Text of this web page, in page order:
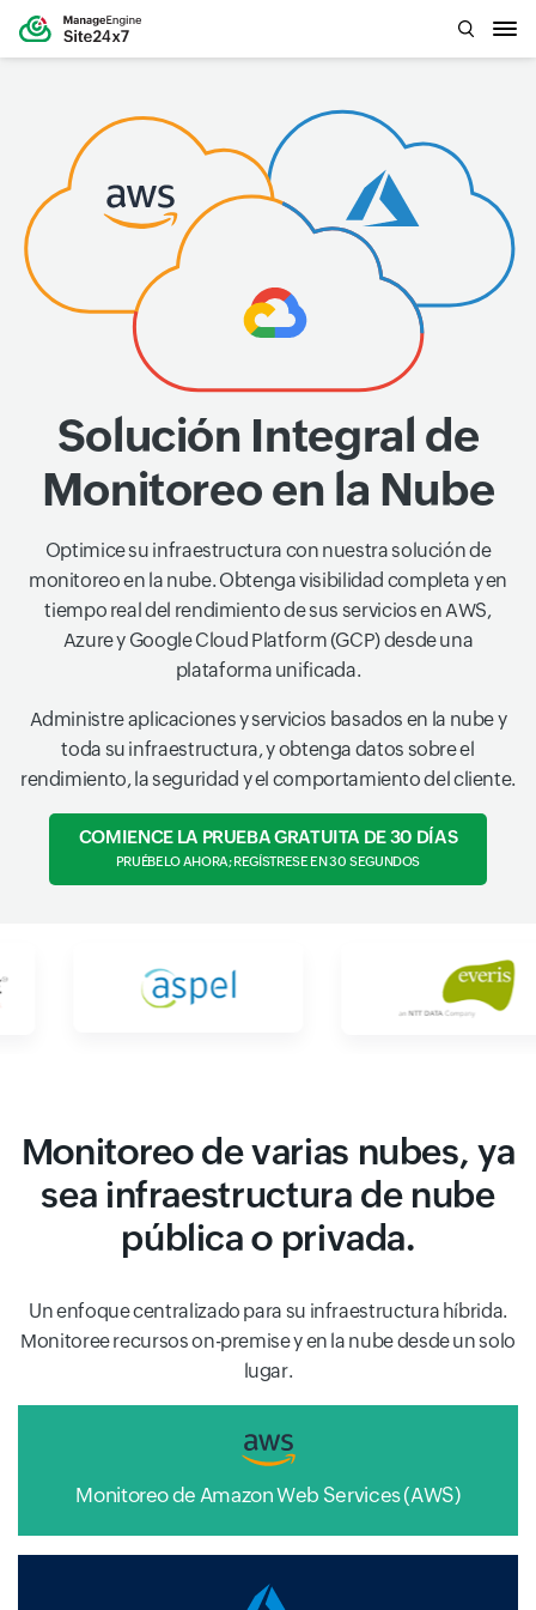
Solución Integral de
Monitoreo en la Nube
Optimice su infraestructura con nuestra solución de
monitoreo en la nube. Obtenga visibilidad completa y en
tiempo real del rendimiento de sus servicios en AWS,
Azure y Google Cloud Platform (GCP) desde una
plataforma unificada.
Administre aplicaciones y servicios basados en la nube y
toda su infraestructura, y obtenga datos sobre el
rendimiento, la seguridad y el comportamiento del cliente.
COMIENCE LA PRUEBA GRATUITA DE 30 DÍAS
PRUÉBELO AHORA; REGÍSTRESE EN 30 SEGUNDOS
Monitoreo de varias nubes, ya
sea infraestructura de nube
pública o privada.
Un enfoque centralizado para su infraestructura híbrida.
Monitoree recursos on-premise y en la nube desde un solo
lugar.
Monitoreo de Amazon Web Services (AWS)